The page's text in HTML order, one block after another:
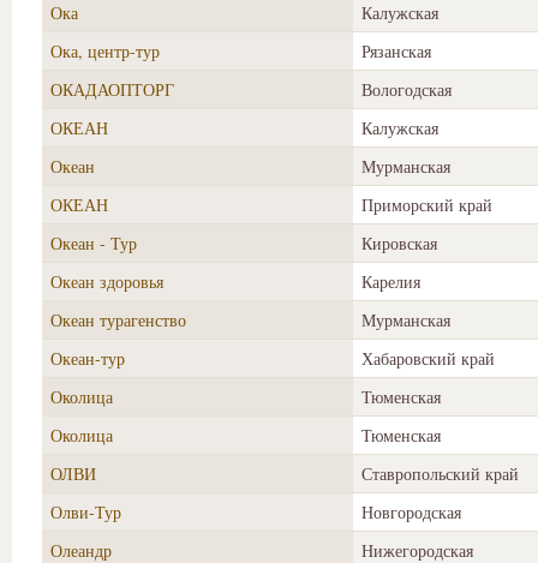
Ока
Калужская
Ока, центр-тур
Рязанская
ОКАДАОПТОРГ
Вологодская
ОКЕАН
Калужская
Океан
Мурманская
ОКЕАН
Приморский край
Океан - Тур
Кировская
Океан здоровья
Карелия
Океан турагенство
Мурманская
Океан-тур
Хабаровский край
Околица
Тюменская
Околица
Тюменская
ОЛВИ
Ставропольский край
Олви-Тур
Новгородская
Олеандр
Нижегородская